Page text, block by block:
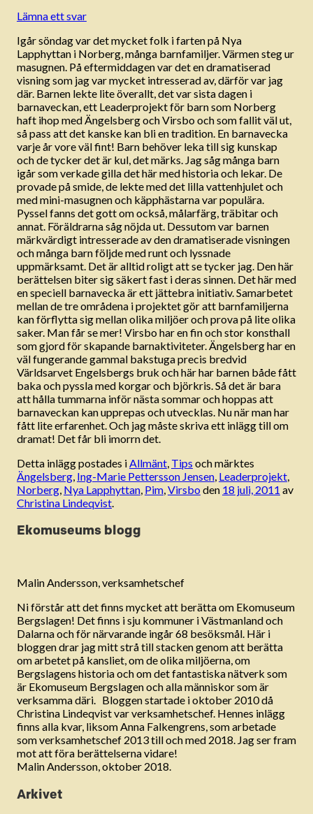
Lämna ett svar
Igår söndag var det mycket folk i farten på Nya
Lapphyttan i Norberg, många barnfamiljer. Värmen steg ur
masugnen. På eftermiddagen var det en dramatiserad
visning som jag var mycket intresserad av, därför var jag
där. Barnen lekte lite överallt, det var sista dagen i
barnaveckan, ett Leaderprojekt för barn som Norberg
haft ihop med Ängelsberg och Virsbo och som fallit väl ut,
så pass att det kanske kan bli en tradition. En barnavecka
varje år vore väl fint! Barn behöver leka till sig kunskap
och de tycker det är kul, det märks. Jag såg många barn
igår som verkade gilla det här med historia och lekar. De
provade på smide, de lekte med det lilla vattenhjulet och
med mini-masugnen och käpphästarna var populära.
Pyssel fanns det gott om också, målarfärg, träbitar och
annat. Föräldrarna såg nöjda ut. Dessutom var barnen
märkvärdigt intresserade av den dramatiserade visningen
och många barn följde med runt och lyssnade
uppmärksamt. Det är alltid roligt att se tycker jag. Den här
berättelsen biter sig säkert fast i deras sinnen. Det här med
en speciell barnavecka är ett jättebra initiativ. Samarbetet
mellan de tre områdena i projektet gör att barnfamiljerna
kan förflytta sig mellan olika miljöer och prova på lite olika
saker. Man får se mer! Virsbo har en fin och stor konsthall
som gjord för skapande barnaktiviteter. Ängelsberg har en
väl fungerande gammal bakstuga precis bredvid
Världsarvet Engelsbergs bruk och här har barnen både fått
baka och pyssla med korgar och björkris. Så det är bara
att hålla tummarna inför nästa sommar och hoppas att
barnaveckan kan upprepas och utvecklas. Nu när man har
fått lite erfarenhet. Och jag måste skriva ett inlägg till om
dramat! Det får bli imorrn det.
Detta inlägg postades i Allmänt Tips och märktes
Ängelsberg Ing-Marie Pettersson Jensen Leaderprojekt
Norberg Nya Lapphyttan Pim Virsboden 18 juli, 2011 av
Christina Lindeqvist
Ekomuseums blogg
Malin Andersson, verksamhetschef
Ni förstår att det finns mycket att berätta om Ekomuseum
Bergslagen! Det finns i sju kommuner i Västmanland och
Dalarna och för närvarande ingår 68 besöksmål. Här i
bloggen drar jag mitt strå till stacken genom att berätta
om arbetet på kansliet, om de olika miljöerna, om
Bergslagens historia och om det fantastiska nätverk som
är Ekomuseum Bergslagen och alla människor som är
verksamma däri. Bloggen startade i oktober 2010 då
Christina Lindeqvist var verksamhetschef. Hennes inlägg
finns alla kvar, liksom Anna Falkengrens, som arbetade
som verksamhetschef 2013 till och med 2018. Jag ser fram
mot att föra berättelserna vidare!
Malin Andersson, oktober 2018.
Arkivet